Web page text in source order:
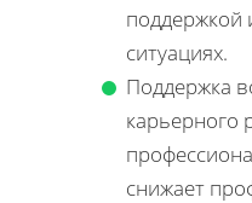
поддержкой
ситуациях.
Поддержка
карьерного
снижает